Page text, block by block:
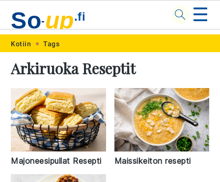
Skip
primary
navigation
Skip
main
content
Skip
primary
sidebar
Skip
footer
So-up.fi ☰
Kotiin Tags
Arkiruoka Reseptit
Majoneesipullat Resepti Maissikeiton resepti